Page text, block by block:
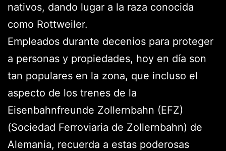
nativos, dando lugar a la raza conocida
como Rottweiler.
Empleados durante decenios para proteger
a personas y propiedades, hoy en día son
tan populares en la zona, que incluso el
aspecto de los trenes de la
Eisenbahnfreunde Zollernbahn (EFZ)
(Sociedad Ferroviaria de Zollernbahn) de
Alemania, recuerda a estas poderosas